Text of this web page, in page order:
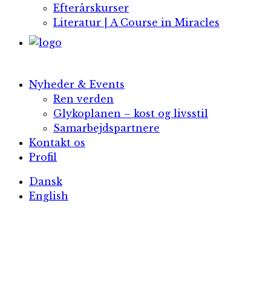
Efterårskurser
Literatur | A Course in Miracles
Nyheder & Events
Ren verden
Glykoplanen – kost og livsstil
Samarbejdspartnere
Kontakt os
Profil
Dansk
English